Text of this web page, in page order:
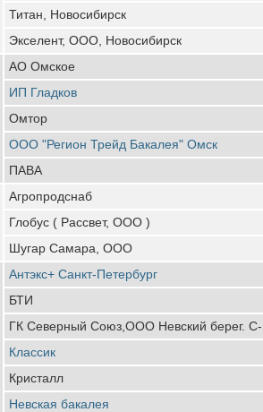
Титан, Новосибирск
Экселент, ООО, Новосибирск
АО Омское
ИП Гладков
Омтор
ООО "Регион Трейд Бакалея" Омск
ПАВА
Агропродснаб
Глобус ( Рассвет, ООО )
Шугар Самара, ООО
Антэкс+ Санкт-Петербург
БТИ
ГК Северный Союз,ООО Невский берег. С-
Классик
Кристалл
Невская бакалея